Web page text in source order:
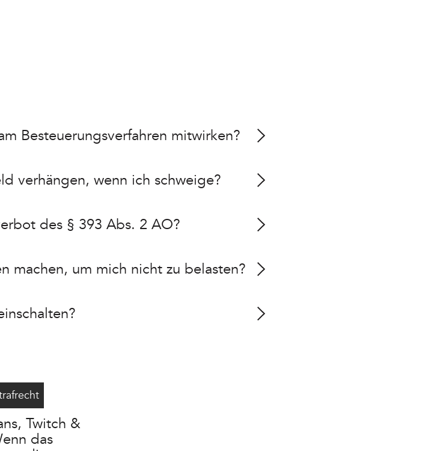
Besteuerungsverfahren mitwirken?
verhängen, wenn ich schweige?
des § 393 Abs. 2 AO?
machen, um mich nicht zu belasten?
Twitch &
das
Steuer